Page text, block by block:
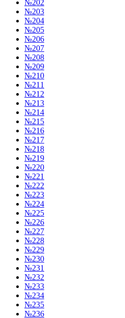
№202
№203
№204
№205
№206
№207
№208
№209
№210
№211
№212
№213
№214
№215
№216
№217
№218
№219
№220
№221
№222
№223
№224
№225
№226
№227
№228
№229
№230
№231
№232
№233
№234
№235
№236